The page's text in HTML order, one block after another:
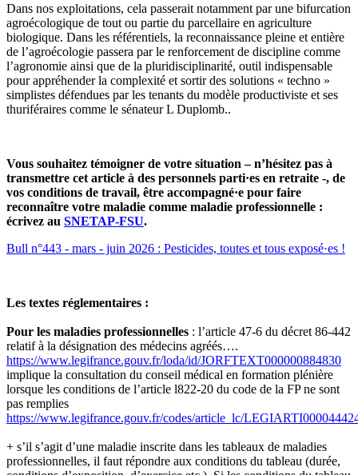
Dans nos exploitations, cela passerait notamment par une bifurcation
agroécologique de tout ou partie du parcellaire en agriculture
biologique. Dans les référentiels, la reconnaissance pleine et entière
de l’agroécologie passera par le renforcement de discipline comme
l’agronomie ainsi que de la pluridisciplinarité, outil indispensable
pour appréhender la complexité et sortir des solutions « techno »
simplistes défendues par les tenants du modèle productiviste et ses
thuriféraires comme le sénateur L Duplomb..
Vous souhaitez témoigner de votre situation – n’hésitez pas à
transmettre cet article à des personnels parti·es en retraite -, de
vos conditions de travail, être accompagné·e pour faire
reconnaître votre maladie comme maladie professionnelle :
écrivez au SNETAP-FSU.
Bull n°443 - mars - juin 2026 : Pesticides, toutes et tous exposé·es !
Les textes réglementaires :
Pour les maladies professionnelles : l’article 47-6 du décret 86-442
relatif à la désignation des médecins agréés….
https://www.legifrance.gouv.fr/loda/id/JORFTEXT000000884830
implique la consultation du conseil médical en formation plénière
lorsque les conditions de l’article l822-20 du code de la FP ne sont
pas remplies
https://www.legifrance.gouv.fr/codes/article_lc/
+ s’il s’agit d’une maladie inscrite dans les tableaux de maladies
professionnelles, il faut répondre aux conditions du tableau (durée,